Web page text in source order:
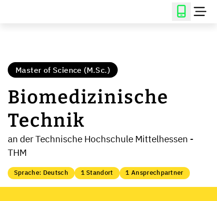
Master of Science (M.Sc.)
Biomedizinische
Technik
an der Technische Hochschule Mittelhessen -
THM
Sprache: Deutsch 1 Standort 1 Ansprechpartner